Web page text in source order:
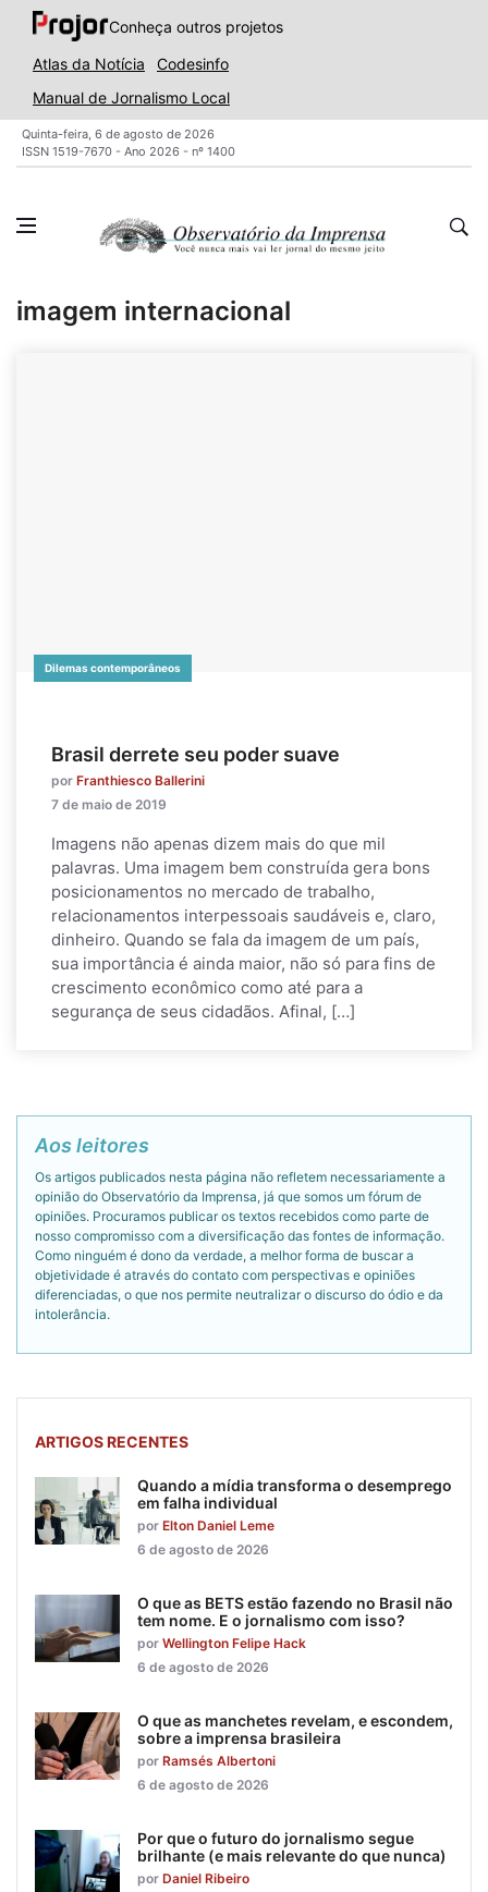
Conheça outros projetos
Atlas da Notícia
Codesinfo
Manual de Jornalismo Local
Quinta-feira, 6 de agosto de 2026
ISSN 1519-7670 - Ano 2026 - nº 1400
imagem internacional
Dilemas contemporâneos
Brasil derrete seu poder suave
por Franthiesco Ballerini
7 de maio de 2019
Imagens não apenas dizem mais do que mil
palavras. Uma imagem bem construída gera bons
posicionamentos no mercado de trabalho,
relacionamentos interpessoais saudáveis e, claro,
dinheiro. Quando se fala da imagem de um país,
sua importância é ainda maior, não só para fins de
crescimento econômico como até para a
segurança de seus cidadãos. Afinal, […]
Aos leitores
Os artigos publicados nesta página não refletem necessariamente a
opinião do Observatório da Imprensa, já que somos um fórum de
opiniões. Procuramos publicar os textos recebidos como parte de
nosso compromisso com a diversificação das fontes de informação.
Como ninguém é dono da verdade, a melhor forma de buscar a
objetividade é através do contato com perspectivas e opiniões
diferenciadas, o que nos permite neutralizar o discurso do ódio e da
intolerância.
ARTIGOS RECENTES
Quando a mídia transforma o desemprego
em falha individual
por Elton Daniel Leme
6 de agosto de 2026
O que as BETS estão fazendo no Brasil não
tem nome. E o jornalismo com isso?
por Wellington Felipe Hack
6 de agosto de 2026
O que as manchetes revelam, e escondem,
sobre a imprensa brasileira
por Ramsés Albertoni
6 de agosto de 2026
Por que o futuro do jornalismo segue
brilhante (e mais relevante do que nunca)
por Daniel Ribeiro